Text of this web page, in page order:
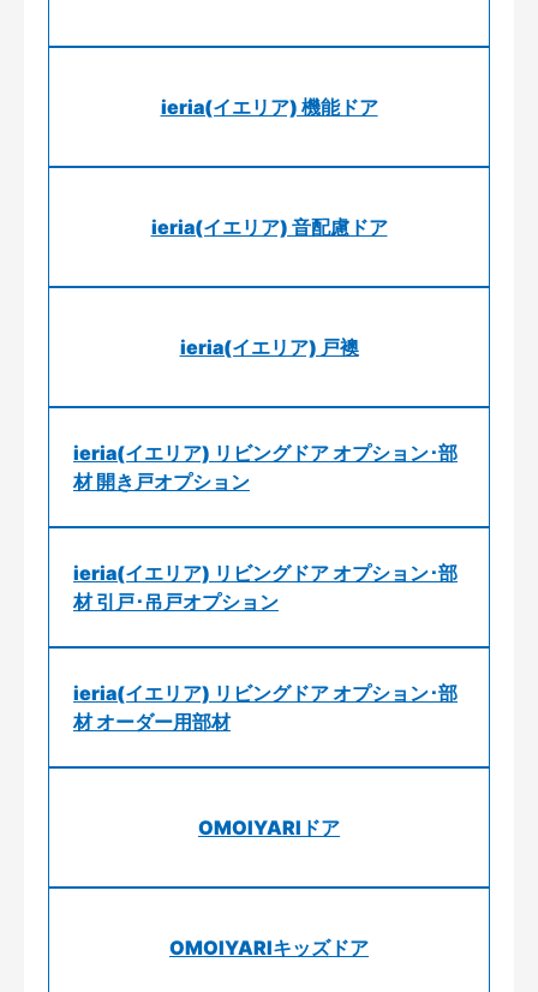
ieria(イエリア) 機能ドア
ieria(イエリア) 音配慮ドア
ieria(イエリア) 戸襖
ieria(イエリア) リビングドア オプション･部
材 開き戸オプション
ieria(イエリア) リビングドア オプション･部
材 引戸･吊戸オプション
ieria(イエリア) リビングドア オプション･部
材 オーダー用部材
OMOIYARIドア
OMOIYARIキッズドア